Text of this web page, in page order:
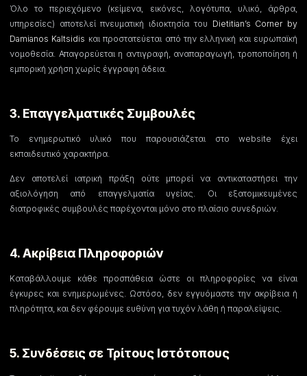
Όλο το περιεχόμενο (κείμενα, εικόνες, λογότυπα, υλικό, άρθρα,
υπηρεσίες) αποτελεί πνευματική ιδιοκτησία του Dietitian’s Corner by
Damianos Kaltsidis και προστατεύεται από την ελληνική και ευρωπαϊκή
νομοθεσία. Απαγορεύεται η αντιγραφή, αναπαραγωγή, τροποποίηση ή
εμπορική χρήση χωρίς έγγραφη άδεια.
3. Επαγγελματικές Συμβουλές
Το ενημερωτικό υλικό που παρουσιάζεται στο website έχει
εκπαιδευτικό χαρακτήρα.
Δεν αποτελεί ιατρική πράξη ούτε μπορεί να αντικαταστήσει την
αξιολόγηση από επαγγελματία υγείας. Οι εξατομικευμένες
διατροφικές συμβουλές παρέχονται μόνο στο πλαίσιο συνεδριών.
4. Ακρίβεια Πληροφοριών
Καταβάλλουμε κάθε προσπάθεια ώστε οι πληροφορίες να είναι
έγκυρες και ενημερωμένες. Ωστόσο, δεν εγγυόμαστε την ακρίβεια ή
πληρότητα, και δεν φέρουμε ευθύνη για τυχόν λάθη ή παραλείψεις.
5. Συνδέσεις σε Τρίτους Ιστότοπους